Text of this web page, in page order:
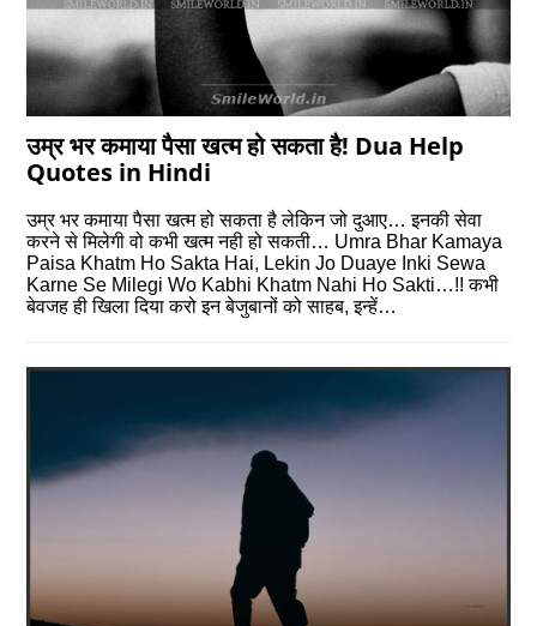
उम्र भर कमाया पैसा खत्म हो सकता है! Dua Help
Quotes in Hindi
उम्र भर कमाया पैसा खत्म हो सकता है लेकिन जो दुआए… इनकी सेवा
करने से मिलेगी वो कभी खत्म नही हो सकती… Umra Bhar Kamaya
Paisa Khatm Ho Sakta Hai, Lekin Jo Duaye Inki Sewa
Karne Se Milegi Wo Kabhi Khatm Nahi Ho Sakti…!! कभी
बेवजह ही खिला दिया करो इन बेजुबानों को साहब, इन्‍हें…